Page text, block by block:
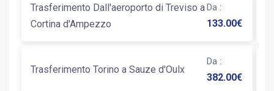
Trasferimento Dall'aeroporto di Treviso a
Cortina d'Ampezzo
Da :
133.00€
Trasferimento Torino a Sauze d'Oulx
Da :
382.00€